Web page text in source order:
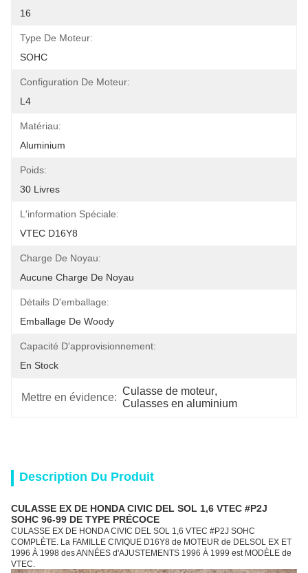
16
Type De Moteur:
SOHC
Configuration De Moteur:
L4
Matériau:
Aluminium
Poids:
30 Livres
L'information Spéciale:
VTEC D16Y8
Charge De Noyau:
Aucune Charge De Noyau
Détails D'emballage:
Emballage De Woody
Capacité D'approvisionnement:
En Stock
Mettre en évidence:
Culasse de moteur,
Culasses en aluminium
Description Du Produit
CULASSE EX DE HONDA CIVIC DEL SOL 1,6 VTEC #P2J
SOHC 96-99 DE TYPE PRÉCOCE
CULASSE EX DE HONDA CIVIC DEL SOL 1,6 VTEC #P2J SOHC
COMPLÈTE. La FAMILLE CIVIQUE D16Y8 de MOTEUR de DELSOL EX ET
1996 À 1998 des ANNÉES d'AJUSTEMENTS 1996 À 1999 est MODÈLE de
VTEC.